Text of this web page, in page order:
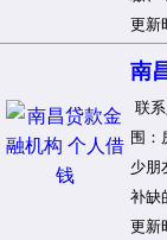
更新
南
联
围：
少朋
补缺
更新